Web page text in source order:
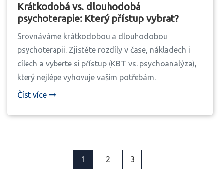
Krátkodobá vs. dlouhodobá
psychoterapie: Který přístup vybrat?
Srovnáváme krátkodobou a dlouhodobou
psychoterapii. Zjistěte rozdíly v čase, nákladech i
cílech a vyberte si přístup (KBT vs. psychoanalýza),
který nejlépe vyhovuje vašim potřebám.
Číst více
1 2 3